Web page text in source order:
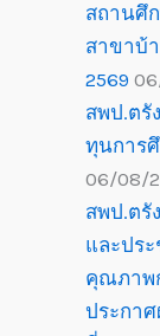
สถานศึ
สาขาบ้
2569
สพป.ตรั
ทุนการ
06/08/
สพป.ตรั
และปร
คุณภาพ
ประกาศ